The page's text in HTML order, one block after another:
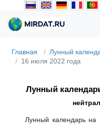
Главная Лунный
16 июля 2022 года
Лунный
Лунный календарь